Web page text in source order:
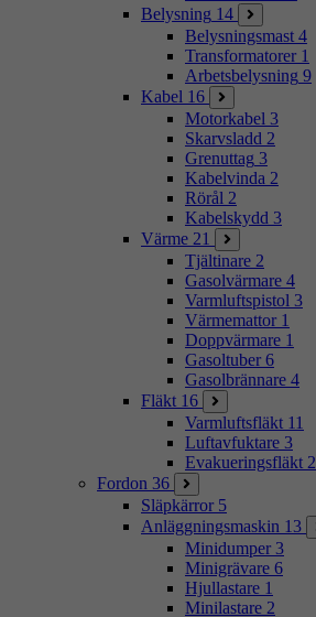
Belysning 14
Belysningsmast 4
Transformatorer 1
Arbetsbelysning 9
Kabel 16
Motorkabel 3
Skarvsladd 2
Grenuttag 3
Kabelvinda 2
Rörål 2
Kabelskydd 3
Värme 21
Tjältinare 2
Gasolvärmare 4
Varmluftspistol 3
Värmemattor 1
Doppvärmare 1
Gasoltuber 6
Gasolbrännare 4
Fläkt 16
Varmluftsfläkt 11
Luftavfuktare 3
Evakueringsfläkt 2
Fordon 36
Släpkärror 5
Anläggningsmaskin 13
Minidumper 3
Minigrävare 6
Hjullastare 1
Minilastare 2